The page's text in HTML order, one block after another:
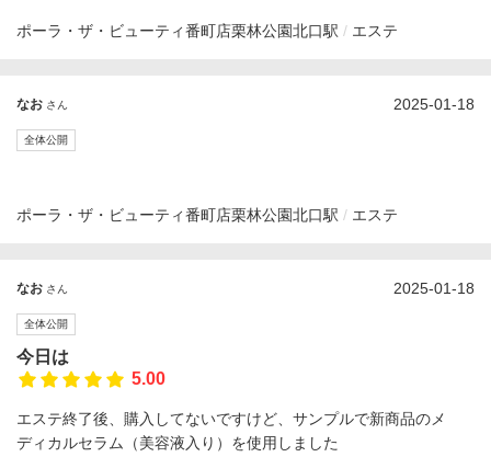
ポーラ・ザ・ビューティ番町店栗林公園北口駅 エステ
なお さん 2025-01-18
全体公開
ポーラ・ザ・ビューティ番町店栗林公園北口駅 エステ
なお さん 2025-01-18
全体公開
今日は
5.00
エステ終了後、購入してないですけど、サンプルで新商品のメ
ディカルセラム（美容液入り）を使用しました